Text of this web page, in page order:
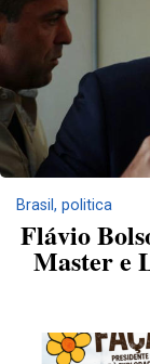
Brasil , politica
Flávio
Master e